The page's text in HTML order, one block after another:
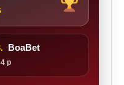
BoaBet
p